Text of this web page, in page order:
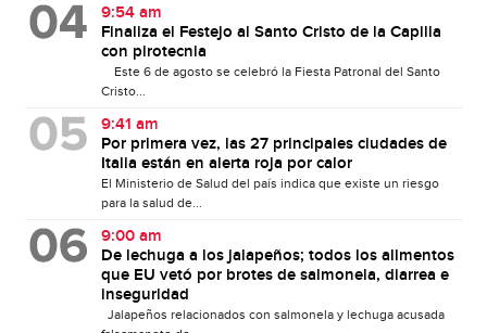
9:54 am
Finaliza el Festejo al Santo Cristo de la Capilla
con pirotecnia
Este 6 de agosto se celebró la Fiesta Patronal del Santo
Cristo...
9:41 am
Por primera vez, las 27 principales ciudades de
Italia están en alerta roja por calor
El Ministerio de Salud del país indica que existe un riesgo
para la salud de...
9:00 am
De lechuga a los jalapeños; todos los alimentos
que EU vetó por brotes de salmonela, diarrea e
inseguridad
Jalapeños relacionados con salmonela y lechuga acusada